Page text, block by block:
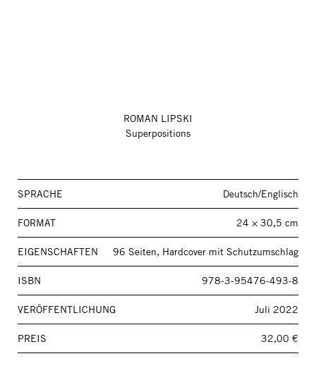
ROMAN LIPSKI
Superpositions
SPRACHE Deutsch/Englisch
FORMAT 24 × 30,5 cm
EIGENSCHAFTEN 96 Seiten, Hardcover mit Schutzumschlag
ISBN 978-3-95476-493-8
VERÖFFENTLICHUNG Juli 2022
PREIS 32,00 €